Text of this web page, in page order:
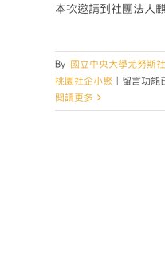
本次邀請到社團法人
By 國立中央大學尤努斯
桃園社企小聚
在
30
留言功能
閱讀更多